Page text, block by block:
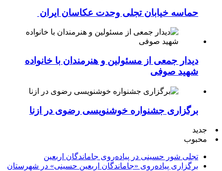
حماسه خیابان تجلی وحدت عکاسان ایران
دیدار جمعی از مسئولین و هنرمندان با خانواده
شهید صوفی
برگزاری جشنواره خوشنویسی رضوی در ازنا
جدید
محبوب
تجلی شور حسینی در پیاده‌روی جاماندگان اربعین
برگزاری پیاده‌روی «جاماندگان اربعین حسینی» در شهرستان